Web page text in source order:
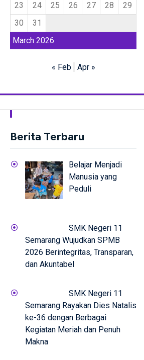
March 2026
23
24 25 26 27 28
29
30
31
« Feb Apr »
Berita Terbaru
Belajar Menjadi
Manusia yang
Peduli
SMK Negeri 11
Semarang Wujudkan SPMB
2026 Berintegritas, Transparan,
dan Akuntabel
SMK Negeri 11
Semarang Rayakan Dies Natalis
ke-36 dengan Berbagai
Kegiatan Meriah dan Penuh
Makna